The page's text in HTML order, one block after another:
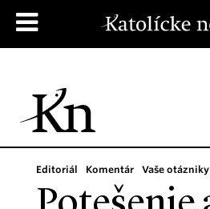
Editoriál Komentár Vaše otázniky